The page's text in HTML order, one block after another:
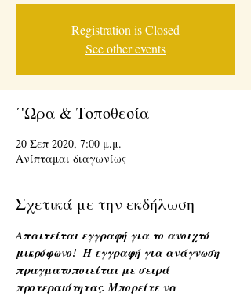
Registration is Closed
See other events
΄'Ωρα & Τοποθεσία
20 Σεπ 2020, 7:00 μ.μ.
Ανίπταμαι διαγωνίως
Σχετικά με την εκδήλωση
Απαιτείται εγγραφή για το ανοιχτό
μικρόφωνο! Η εγγραφή για ανάγνωση
πραγματοποιείται με σειρά
προτεραιότητας. Μπορείτε να